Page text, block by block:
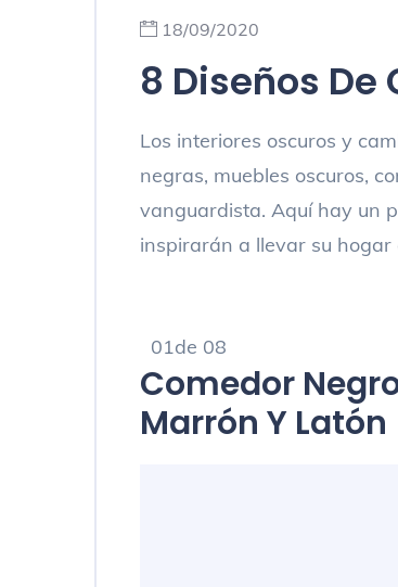
18/09/2020
8 Diseños De
Los interiores oscuros y
negras, muebles oscuros,
vanguardista. Aquí hay un
inspirarán a llevar su hogar
01de 08
Comedor
Marrón Y Latón